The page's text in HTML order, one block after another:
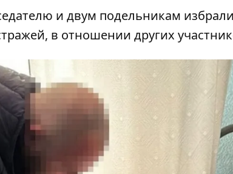
и двум подельникам
в отношении других